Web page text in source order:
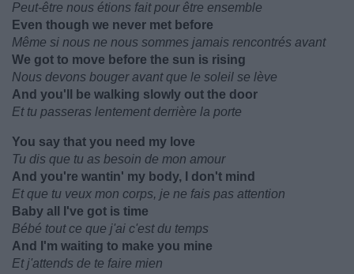
Peut-être nous étions fait pour être ensemble
Even though we never met before
Même si nous ne nous sommes jamais rencontrés avant
We got to move before the sun is rising
Nous devons bouger avant que le soleil se lève
And you'll be walking slowly out the door
Et tu passeras lentement derrière la porte
You say that you need my love
Tu dis que tu as besoin de mon amour
And you're wantin' my body, I don't mind
Et que tu veux mon corps, je ne fais pas attention
Baby all I've got is time
Bébé tout ce que j'ai c'est du temps
And I'm waiting to make you mine
Et j'attends de te faire mien